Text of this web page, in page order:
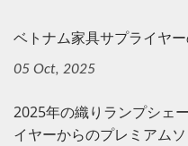
ベトナム家具サプライヤ
05 Oct, 2025
2025年の織りランプシェ
イヤーからのプレミアム